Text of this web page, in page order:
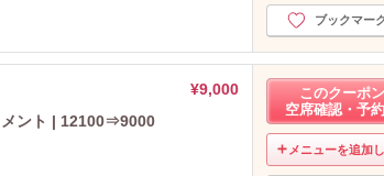
2021年4月分（10）
2021年3月分（19）
2021年1月分（13）
2020年12月分（15）
2020年11月分（19）
2020年10月分
ブックマー
¥9,000
メント | 12100⇒9000
このクーポ
空席確認・予
メニューを追加